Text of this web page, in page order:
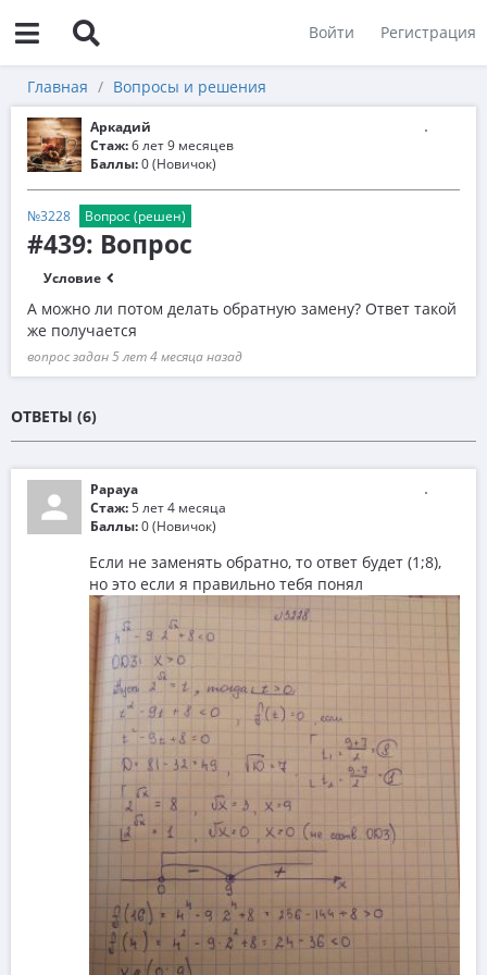
Войти Регистрация
Главная Вопросы и решения
Аркадий
Стаж:6 лет 9 месяцев
Баллы:0 (Новичок)
№3228 Вопрос (решен)
#439: Вопрос
Условие
А можно ли потом делать обратную замену? Ответ такой
же получается
вопрос задан 5 лет 4 месяца назад
ОТВЕТЫ (6)
Papaya
Стаж:5 лет 4 месяца
Баллы:0 (Новичок)
Если не заменять обратно, то ответ будет (1;8),
но это если я правильно тебя понял